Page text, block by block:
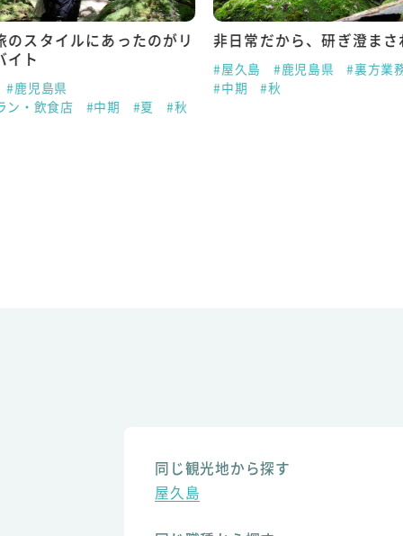
のスタイルにあったのがリ
イト
#鹿児島県
ン・飲食店
#中期 #夏 #秋
非日常だから、研ぎ澄ま
#屋久島 #鹿児島県
#裏方業
#中期
#秋
同じ観光地から探す
屋久島